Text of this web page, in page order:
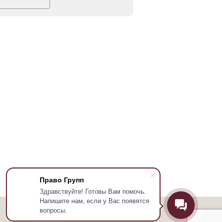
Право Групп
Здравствуйте! Готовы Вам помочь.
Напишите нам, если у Вас появятся
вопросы.